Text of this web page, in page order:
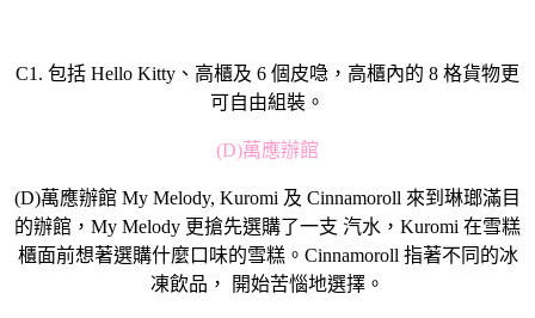
C1. 包括 Hello Kitty、高櫃及 6 個皮喼，高櫃內的 8 格貨物更
可自由組裝。
(D)萬應辦館
(D)萬應辦館 My Melody, Kuromi 及 Cinnamoroll 來到琳瑯滿目
的辦館，My Melody 更搶先選購了一支 汽水，Kuromi 在雪糕
櫃面前想著選購什麼口味的雪糕。Cinnamoroll 指著不同的冰
凍飲品， 開始苦惱地選擇。